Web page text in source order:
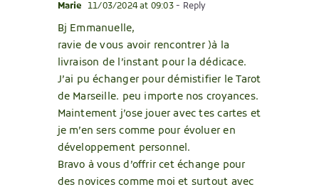
Marie 11/03/2024 at 09:03- Reply
Bj Emmanuelle,
ravie de vous avoir rencontrer )à la
livraison de l’instant pour la dédicace.
J’ai pu échanger pour démistifier le Tarot
de Marseille. peu importe nos croyances.
Maintement j’ose jouer avec tes cartes et
je m’en sers comme pour évoluer en
développement personnel.
Bravo à vous d’offrir cet échange pour
des novices comme moi et surtout avec